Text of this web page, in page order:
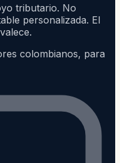
tributario. No
personalizada. El
colombianos, para